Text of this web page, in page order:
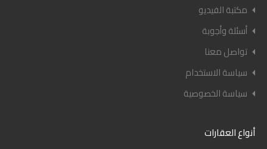
مكتبة الفيديو
أسئلة وأجوبة
تواصل معنا
سياسة الاستخدام
سياسة الخصوصية
أنواع العقارات